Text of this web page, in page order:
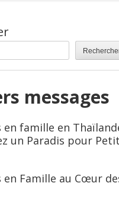
messages
en famille en
un Paradis pour
en Famille au Cœur